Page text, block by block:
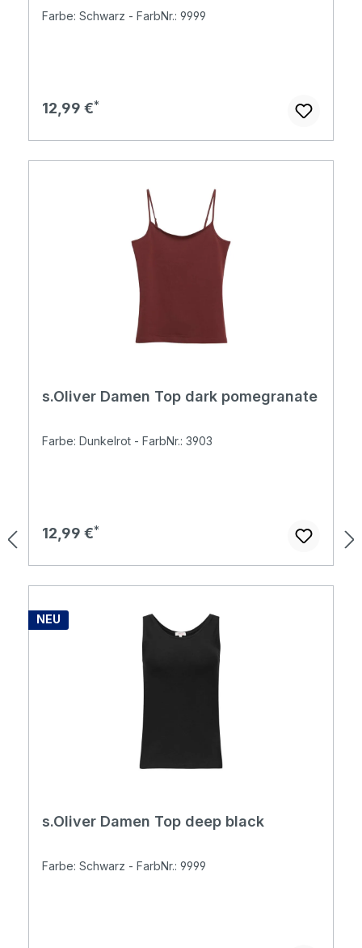
Farbe: Schwarz - FarbNr.: 9999
Regulärer Preis:
12,99 €
s.Oliver Damen Top dark pomegranate
Farbe: Dunkelrot - FarbNr.: 3903
Regulärer Preis:
12,99 €
NEU
s.Oliver Damen Top deep black
Farbe: Schwarz - FarbNr.: 9999